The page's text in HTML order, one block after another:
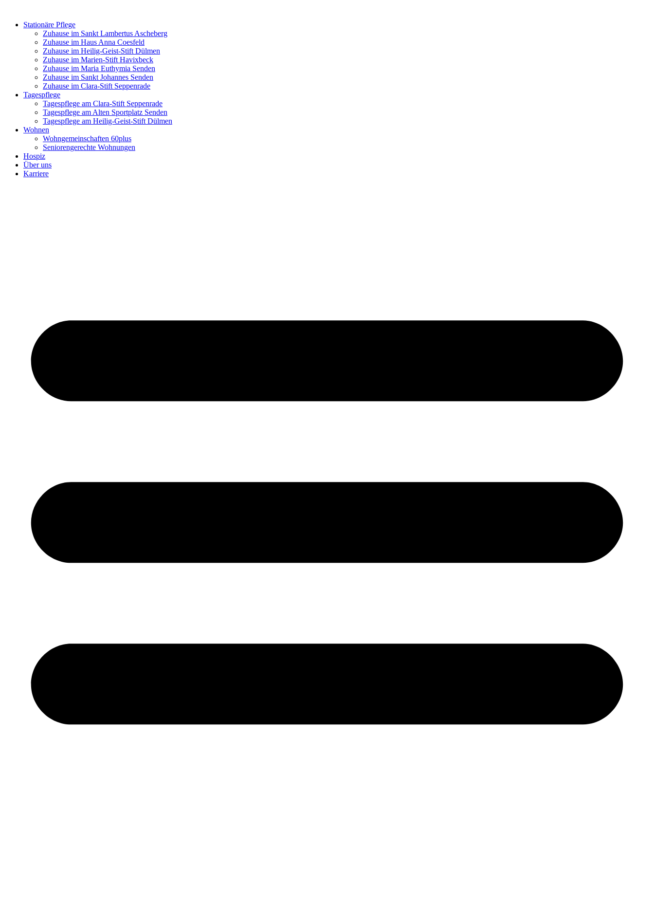
springenStationäre Pflege
Zuhause im Sankt Lambertus Ascheberg
Zuhause im Haus Anna Coesfeld
Zuhause im Heilig-Geist-Stift Dülmen
Zuhause im Marien-Stift Havixbeck
Zuhause im Maria Euthymia Senden
Zuhause im Sankt Johannes Senden
Zuhause im Clara-Stift Seppenrade
Tagespflege
Tagespflege am Clara-Stift Seppenrade
Tagespflege am Alten Sportplatz Senden
Tagespflege am Heilig-Geist-Stift Dülmen
Wohnen
Wohngemeinschaften 60plus
Seniorengerechte Wohnungen
Hospiz
Über uns
Karriere